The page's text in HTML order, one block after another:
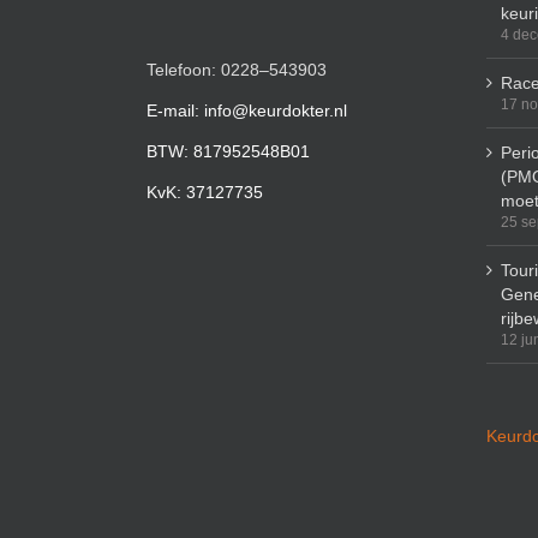
Telefoon: 0228–543903
E-mail: info@keurdokter.nl
BTW: 817952548B01
KvK: 37127735
4
17
25
12